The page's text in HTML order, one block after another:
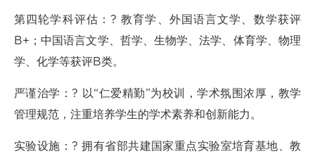
第四轮学科评估：? 教育学、外国语言文学、数学获评
B+；中国语言文学、哲学、生物学、法学、体育学、物理
学、化学等获评B类。
严谨治学：? 以“仁爱精勤”为校训，学术氛围浓厚，教学
管理规范，注重培养学生的学术素养和创新能力。
实验设施：? 拥有省部共建国家重点实验室培育基地、教